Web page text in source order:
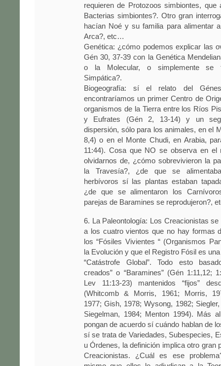
requieren de Protozoos simbiontes,
Bacterias simbiontes?. Otro gran
hacían Noé y su familia para alimentar
Arca?, etc…
Genética: ¿cómo podemos explicar las
Gén 30, 37-39 con la Genética
o la Molecular, o simplemente se
Simpática?.
Biogeografía: sí el relato del
encontraríamos un primer Centro de
organismos de la Tierra entre los Ríos
y Eufrates (Gén 2, 13-14) y un
dispersión, sólo para los animales, en el
8,4) o en el Monte Chudi, en Arabia,
11:44). Cosa que NO se observa en el
olvidarnos de, ¿cómo sobrevivieron la
la Travesía?, ¿de que se
herbívoros sí las plantas estaban
¿de que se alimentaron los
parejas de Baramines se reprodujeron?,
6. La Paleontología: Los Creacionistas se
a los cuatro vientos que no hay formas
los “Fósiles Vivientes “ (Organismos
la Evolución y que el Registro Fósil es
“Catástrofe Global”. Todo esto
creados” o “Baramines” (Gén 1:11,12;
Lev 11:13-23) mantenidos “fijos”
(Whitcomb & Morris, 1961; Morris,
1977; Gish, 1978; Wysong, 1982;
Siegelman, 1984; Menton 1994). Más
pongan de acuerdo sí cuándo hablan de
sí se trata de Variedades, Subespecies,
u Órdenes, la definición implica otro gran
Creacionistas. ¿Cuál es ese